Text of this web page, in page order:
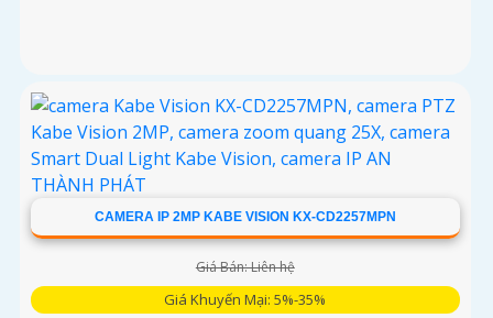
CAMERA IP 2MP KABE VISION KX-CD2257MPN
Giá Bán: Liên hệ
Giá Khuyến Mại: 5%-35%